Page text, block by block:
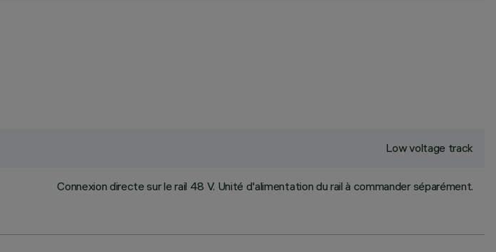
Low voltage track
Connexion directe sur le rail 48 V. Unité d'alimentation du rail à commander séparément.